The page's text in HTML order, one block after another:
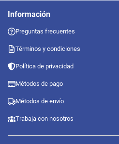
Información
Preguntas frecuentes
Términos y condiciones
Política de privacidad
Métodos de pago
Métodos de envío
Trabaja con nosotros